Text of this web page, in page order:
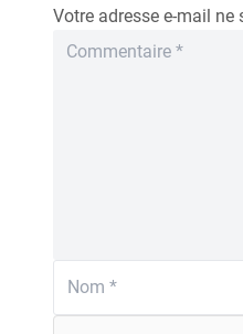
Votre adresse e-mail ne